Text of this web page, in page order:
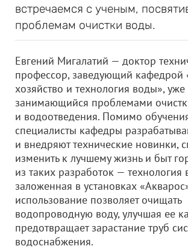
встречаемся с ученым,
проблемам очистки воды.
Евгений Мигалатий — доктор
профессор, заведующий кафедрой
хозяйство и технология воды», уже
занимающийся проблемами
и водоотведения. Помимо
специалисты кафедры
и внедряют технические новинки,
изменить к лучшему жизнь и быт
из таких разработок — технология
заложенная в установках
использование позволяет очищать
водопроводную воду, улучшая ее
предотвращает зарастание труб
водоснабжения.